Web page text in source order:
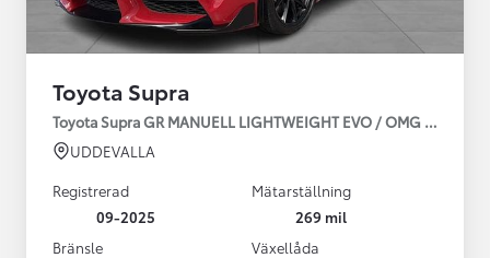
Toyota Supra
Toyota Supra GR MANUELL LIGHTWEIGHT EVO / OMG LEV!
UDDEVALLA
Registrerad
09-2025
Mätarställning
269 mil
Bränsle
Växellåda